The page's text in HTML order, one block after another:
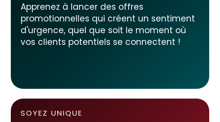
Apprenez à lancer des offres
promotionnelles qui créent un sentiment
d'urgence, quel que soit le moment où
vos clients potentiels se connectent !
SOYEZ UNIQUE